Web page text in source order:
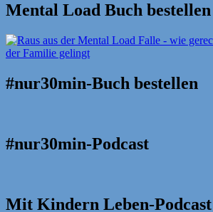
Mental Load Buch bestellen
#nur30min-Buch bestellen
#nur30min-Podcast
Mit Kindern Leben-Podcast